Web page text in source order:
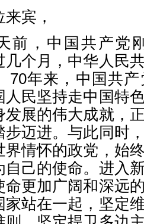
宾，
，中国共产党刚
几个月，中华人民
70年来，中国共
人民坚持走中国特
发展的伟大成就，
步迈进。与此同时
界情怀的政党，始
自己的使命。进入
命更加广阔和深远
家站在一起，坚定